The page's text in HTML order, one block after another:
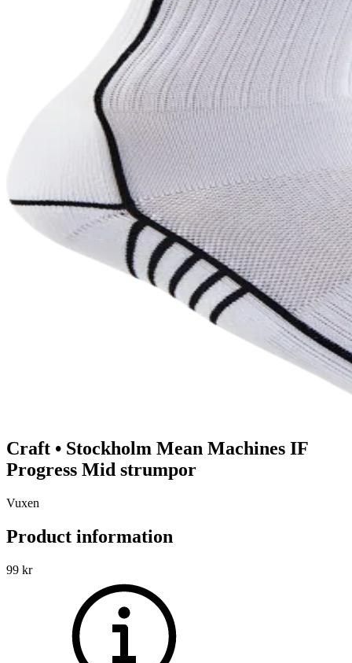
Craft • Stockholm Mean Machines IF
Progress Mid strumpor
Vuxen
Product information
99 kr